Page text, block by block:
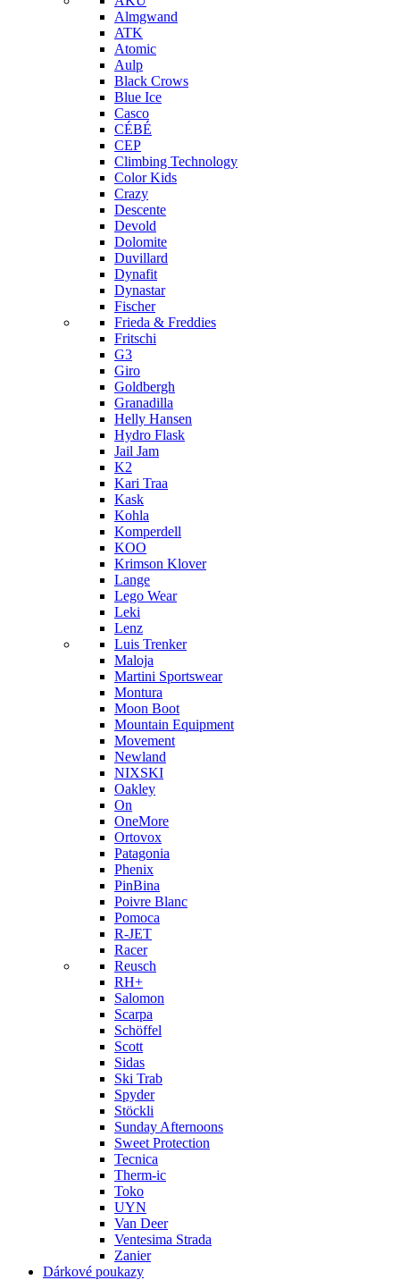
Almgwand
ATK
Atomic
Aulp
Black Crows
Blue Ice
Casco
CÉBÉ
CEP
Climbing Technology
Color Kids
Crazy
Descente
Devold
Dolomite
Duvillard
Dynafit
Dynastar
Fischer
Frieda & Freddies
Fritschi
G3
Giro
Goldbergh
Granadilla
Helly Hansen
Hydro Flask
Jail Jam
K2
Kari Traa
Kask
Kohla
Komperdell
KOO
Krimson Klover
Lange
Lego Wear
Leki
Lenz
Luis Trenker
Maloja
Martini Sportswear
Montura
Moon Boot
Mountain Equipment
Movement
Newland
NIXSKI
Oakley
On
OneMore
Ortovox
Patagonia
Phenix
PinBina
Poivre Blanc
Pomoca
R-JET
Racer
Reusch
RH+
Salomon
Scarpa
Schöffel
Scott
Sidas
Ski Trab
Spyder
Stöckli
Sunday Afternoons
Sweet Protection
Tecnica
Therm-ic
Toko
UYN
Van Deer
Ventesima Strada
Zanier
Dárkové poukazy